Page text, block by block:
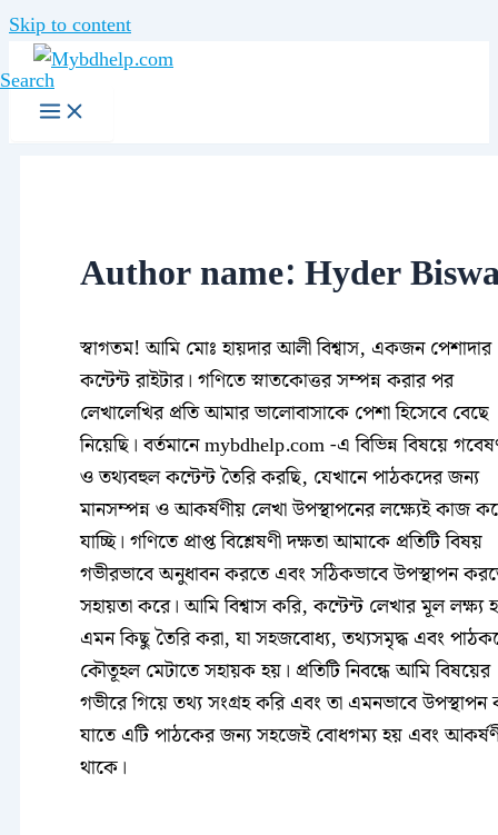
Skip to content
Search
Author name: Hyder
স্বাগতম! আমি মোঃ হায়দার আলী বিশ্বাস, একজন পেশাদার
কন্টেন্ট রাইটার। গণিতে স্নাতকোত্তর সম্পন্ন করার পর
লেখালেখির প্রতি আমার ভালোবাসাকে পেশা হিসেবে বেছে
নিয়েছি। বর্তমানে mybdhelp.com -এ বিভিন্ন বিষয়ে
ও তথ্যবহুল কন্টেন্ট তৈরি করছি, যেখানে পাঠকদের জন্য
মানসম্পন্ন ও আকর্ষণীয় লেখা উপস্থাপনের লক্ষ্যেই কাজ
যাচ্ছি। গণিতে প্রাপ্ত বিশ্লেষণী দক্ষতা আমাকে প্রতিটি বিষয়
গভীরভাবে অনুধাবন করতে এবং সঠিকভাবে উপস্থাপন
সহায়তা করে। আমি বিশ্বাস করি, কন্টেন্ট লেখার মূল লক্ষ্য
এমন কিছু তৈরি করা, যা সহজবোধ্য, তথ্যসমৃদ্ধ এবং
কৌতূহল মেটাতে সহায়ক হয়। প্রতিটি নিবন্ধে আমি বিষয়ের
গভীরে গিয়ে তথ্য সংগ্রহ করি এবং তা এমনভাবে উপস্থাপন
যাতে এটি পাঠকের জন্য সহজেই বোধগম্য হয় এবং
থাকে।